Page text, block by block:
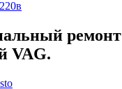
ремонт
VAG.